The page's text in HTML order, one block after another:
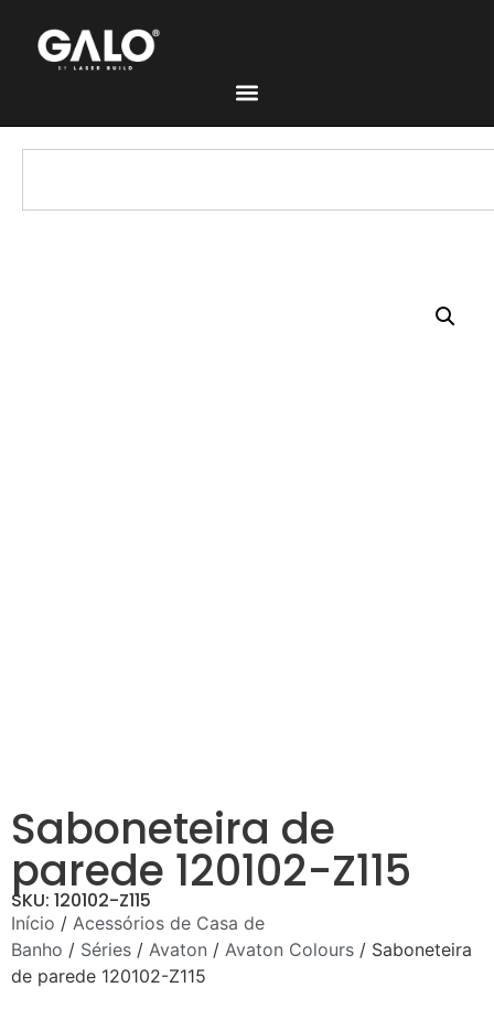
Saboneteira de
parede 120102-Z115
SKU: 120102-Z115
Início / Acessórios de Casa de
Banho / Séries / Avaton / Avaton Colours / Saboneteira
de parede 120102-Z115